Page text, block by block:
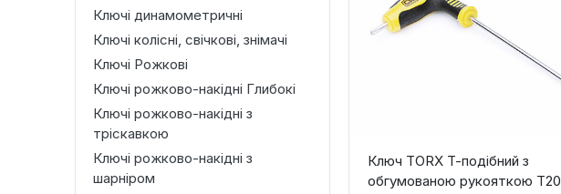
Ключі динамометричні
Ключі колісні, свічкові, знімачі
Ключі Рожкові
Ключі рожково-накідні Глибокі
Ключі рожково-накідні з
тріскавкою
Ключі рожково-накідні з
шарніром
Ключ TORX Т-подібний з
обгумованою рукояткою Т20